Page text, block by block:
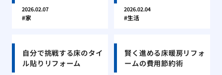
2026.02.07
家
2026.02.04
生活
自分で挑戦する床のタイ
ル貼りリフォーム
賢く進める床暖房リフォ
ームの費用節約術